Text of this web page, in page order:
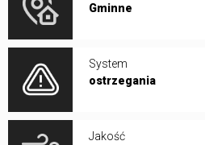
Gminne
System
ostrzegania
Jakość